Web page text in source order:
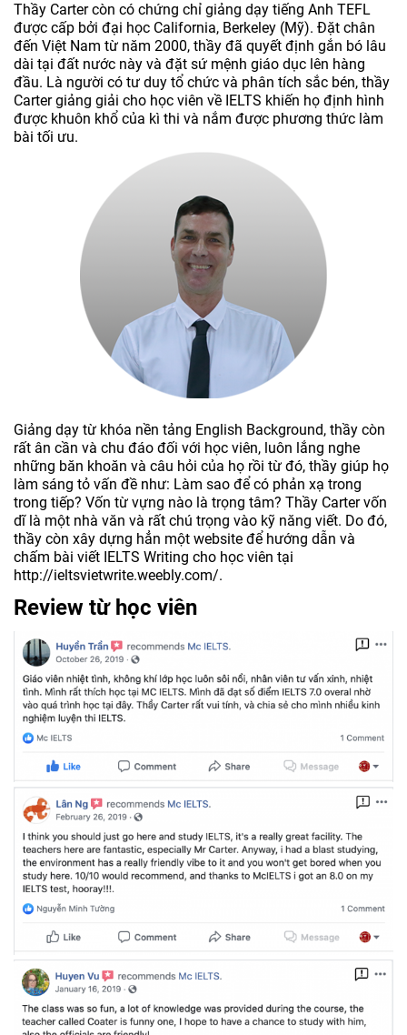
Thầy Carter còn có chứng chỉ giảng dạy tiếng Anh TEFL
được cấp bởi đại học California, Berkeley (Mỹ). Đặt chân
đến Việt Nam từ năm 2000, thầy đã quyết định gắn bó lâu
dài tại đất nước này và đặt sứ mệnh giáo dục lên hàng
đầu. Là người có tư duy tổ chức và phân tích sắc bén, thầy
Carter giảng giải cho học viên về IELTS khiến họ định hình
được khuôn khổ của kì thi và nắm được phương thức làm
bài tối ưu.
Giảng dạy từ khóa nền tảng English Background, thầy còn
rất ân cần và chu đáo đối với học viên, luôn lắng nghe
những băn khoăn và câu hỏi của họ rồi từ đó, thầy giúp họ
làm sáng tỏ vấn đề như: Làm sao để có phản xạ trong
trong tiếp? Vốn từ vựng nào là trọng tâm? Thầy Carter vốn
dĩ là một nhà văn và rất chú trọng vào kỹ năng viết. Do đó,
thầy còn xây dựng hẳn một website để hướng dẫn và
chấm bài viết IELTS Writing cho học viên tại
http://ieltsvietwrite.weebly.com/.
Review từ học viên